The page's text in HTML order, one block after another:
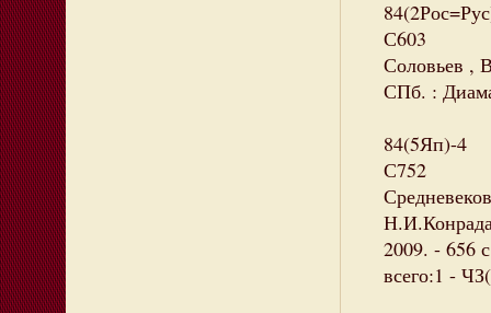
С603
Соловьев ,
СПб. :
84(5Яп)-4
С752
2009. - 656
всего:1 -